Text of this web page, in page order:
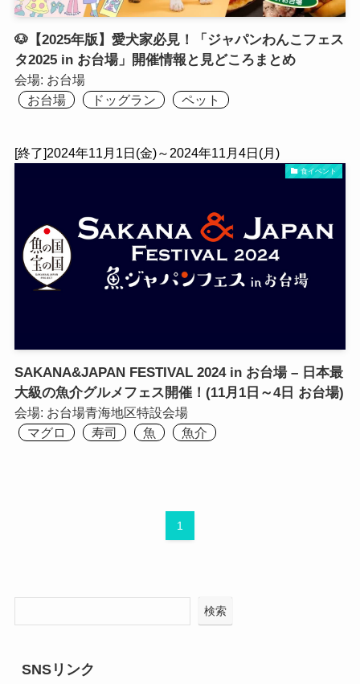
🐶【2025年版】愛犬家必見！「ジャパンわんこフェス
タ2025 in お台場」開催情報と見どころまとめ
会場: お台場
お台場
ドッグラン ペット
[終了]2024年11月1日(金)～2024年11月4日(月)
食イベント
SAKANA&JAPAN FESTIVAL 2024 in お台場 – 日本最
大級の魚介グルメフェス開催！(11月1日～4日 お台場)
会場: お台場青海地区特設会場
マグロ
寿司 魚 魚介
1
検索
SNSリンク